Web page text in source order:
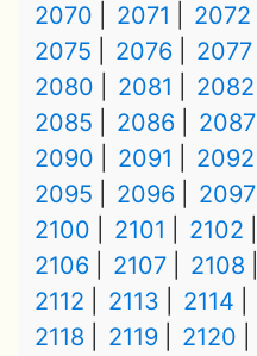
2070
2071 2072
2075
2076 2077
2080
2081 2082
2085
2086 2087
2090
2091 2092
2095
2096 2097
2100
2101 2102
2106
2107 2108
2112
2113 2114
2118
2119 2120